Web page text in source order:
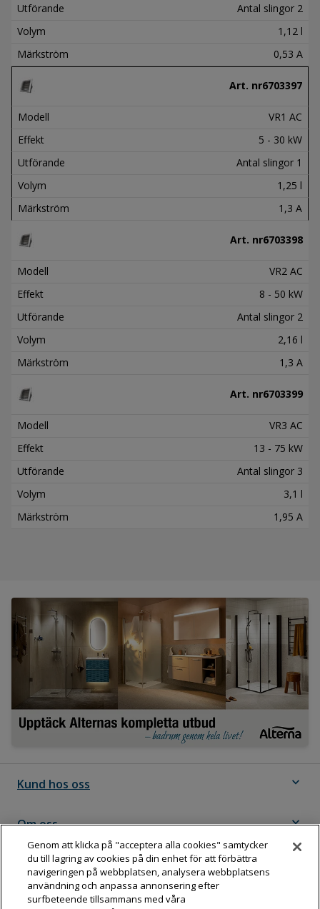
Utförande
Antal slingor 2
Volym
1,12 l
Märkström
0,53 A
Art. nr6703397
Modell
VR1 AC
Effekt
5 - 30 kW
Utförande
Antal slingor 1
Volym
1,25 l
Märkström
1,3 A
Art. nr6703398
Modell
VR2 AC
Effekt
8 - 50 kW
Utförande
Antal slingor 2
Volym
2,16 l
Märkström
1,3 A
Art. nr6703399
Modell
VR3 AC
Effekt
13 - 75 kW
Utförande
Antal slingor 3
Volym
3,1 l
Märkström
1,95 A
Kund hos oss expand_more
Om oss expand_more
Följ Dahl
Genom att klicka på "acceptera alla cookies" samtycker
du till lagring av cookies på din enhet för att förbättra
navigeringen på webbplatsen, analysera webbplatsens
användning och anpassa annonsering efter
surfbeteende tillsammans med våra